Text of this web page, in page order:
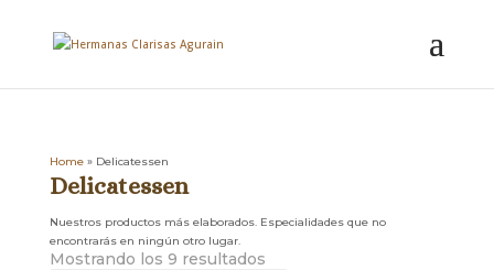
Home» Delicatessen
Delicatessen
Nuestros productos más elaborados. Especialidades que no
encontrarás en ningún otro lugar.
Mostrando los 9 resultados